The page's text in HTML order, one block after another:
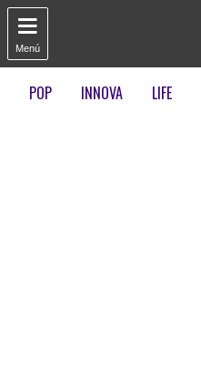

Menú
POP INNOVA LIFE